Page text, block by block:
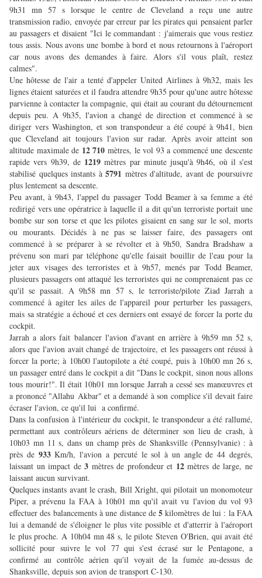
9h31 mn 57 s lorsque le centre de Cleveland a reçu une autre
transmission radio, envoyée par erreur par les pirates qui pensaient parler
au passagers et disaient "Ici le commandant : j'aimerais que vous restiez
tous assis. Nous avons une bombe à bord et nous retournons à l'aéroport
car nous avons des demandes à faire. Alors s'il vous plaît, restez
calmes".
Une hôtesse de l'air a tenté d'appeler United Airlines à 9h32, mais les
lignes étaient saturées et il faudra attendre 9h35 pour qu'une autre hôtesse
parvienne à contacter la compagnie, qui était au courant du détournement
depuis peu. A 9h35, l'avion a changé de direction et commencé à se
diriger vers Washington, et son transpondeur a été coupé à 9h41, bien
que Cleveland ait toujours l'avion sur radar. Après avoir atteint son
altitude maximale de 12 710 mètres, le vol 93 a commencé une descente
rapide vers 9h39, de 1219mètres par minute jusqu'à 9h46, où il s'est
stabilisé quelques instants à5791 mètres d'altitude, avant de poursuivre
plus lentement sa descente.
Peu avant, à 9h43, l'appel du passager Todd Beamer à sa femme a été
redirigé vers une opératrice à laquelle il a dit qu'un terroriste portait une
bombe sur son torse et que les pilotes gisaient en sang sur le sol, morts
ou mourants. Décidés à ne pas se laisser faire, des passagers ont
commencé à se préparer à se révolter et à 9h50, Sandra Bradshaw a
prévenu son mari par téléphone qu'elle faisait bouillir de l'eau pour la
jeter aux visages des terroristes et à 9h57, menés par Todd Beamer,
plusieurs passagers ont attaqué les terroristes qui ne comprenaient pas ce
qu'il se passait. A 9h58 mn 57 s, le terroriste/pilote Ziad Jarrah a
commencé à agiter les ailes de l'appareil pour perturber les passagers,
mais sa stratégie a échoué et ces derniers ont essayé de forcer la porte du
cockpit.
Jarrah a alors fait balancer l'avion d'avant en arrière à 9h59 mn 52 s,
alors que l'avion avait changé de trajectoire, et les passagers ont réussi à
forcer la porte; à 10h00 l'autopilote a été coupé, puis à 10h00 mn 26 s,
un passager entré dans le cockpit a dit "Dans le cockpit, sinon nous allons
tous mourir!". Il était 10h01 mn lorsque Jarrah a cessé ses manœuvres et
a prononcé "Allahu Akbar" et a demandé à son complice s'il devait faire
écraser l'avion, ce qu'il lui a confirmé.
Dans la confusion à l'intérieur du cockpit, le transpondeur a été rallumé,
permettant aux contrôleurs aériens de déterminer son lieu de crash, à
10h03 mn 11 s, dans un champ près de Shanksville (Pennsylvanie) : à
près de 933Km/h, l'avion a percuté le sol à un angle de 44 degrés,
laissant un impact de3 mètres de profondeur et 12mètres de large, ne
laissant aucun survivant.
Quelques instants avant le crash, Bill Xright, qui pilotait un monomoteur
Piper, a prévenu la FAA à 10h01 mn qu'il avait vu l'avion du vol 93
effectuer des balancements à une distance de5 kilomètres de lui : la FAA
lui a demandé de s'éloigner le plus vite possible et d'atterrir à l'aéroport
le plus proche. A 10h04 mn 48 s, le pilote Steven O'Brien, qui avait été
sollicité pour suivre le vol 77 qui s'est écrasé sur le Pentagone, a
confirmé au contrôle aérien qu'il voyait de la fumée au-dessus de
Shanksville, depuis son avion de transport C-130.